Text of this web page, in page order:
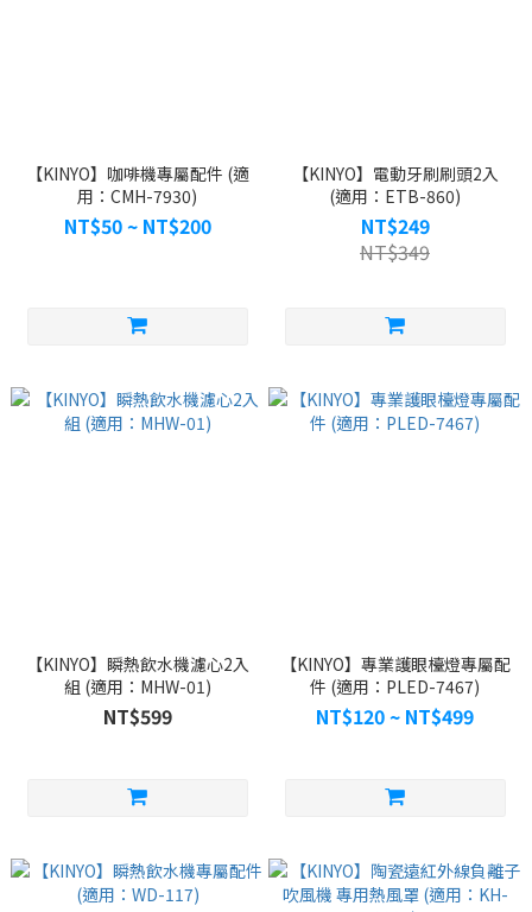
【KINYO】咖啡機專屬配件 (適
用：CMH-7930)
NT$50 ~ NT$200
【KINYO】電動牙刷刷頭2入
(適用：ETB-860)
NT$249
NT$349
【KINYO】瞬熱飲水機濾心2入
組 (適用：MHW-01)
NT$599
【KINYO】專業護眼檯燈專屬配
件 (適用：PLED-7467)
NT$120 ~ NT$499